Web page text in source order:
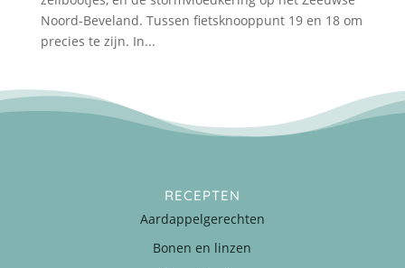
Noord-Beveland. Tussen fietsknooppunt 19 en 18 om
precies te zijn. In...
RECEPTEN
Aardappelgerechten
Bonen en linzen